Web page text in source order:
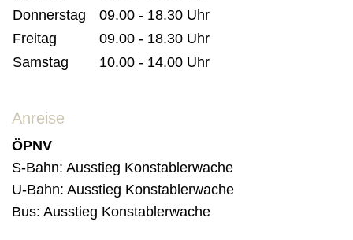
Donnerstag 09.00 - 18.30 Uhr
Freitag
09.00 - 18.30 Uhr
Samstag
10.00 - 14.00 Uhr
Anreise
ÖPNV
S-Bahn: Ausstieg Konstablerwache
U-Bahn: Ausstieg Konstablerwache
Bus: Ausstieg Konstablerwache